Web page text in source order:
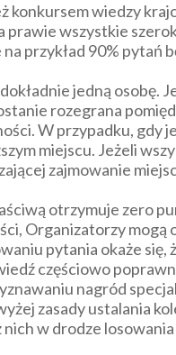
konkursem wiedzy
prawie wszystkie
przykład 90% pytań
jedną osobę.
rozegrana
W przypadku, gdy
miejscu. Jeżeli
zajmowanie
otrzymuje zero
Organizatorzy mogą
pytania okaże się,
częściowo
nagród
zasady ustalania
nich w drodze